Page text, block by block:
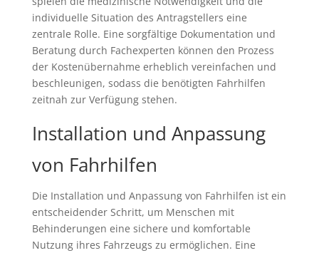
individuelle Situation des Antragstellers eine
zentrale Rolle. Eine sorgfältige Dokumentation und
Beratung durch Fachexperten können den Prozess
der Kostenübernahme erheblich vereinfachen und
beschleunigen, sodass die benötigten Fahrhilfen
zeitnah zur Verfügung stehen.
Installation und Anpassung
von Fahrhilfen
Die Installation und Anpassung von Fahrhilfen ist ein
entscheidender Schritt, um Menschen mit
Behinderungen eine sichere und komfortable
Nutzung ihres Fahrzeugs zu ermöglichen. Eine